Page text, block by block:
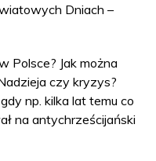
Dniach –
Polsce? Jak można
czy kryzys?
np. kilka lat temu co
na antychrześcijański